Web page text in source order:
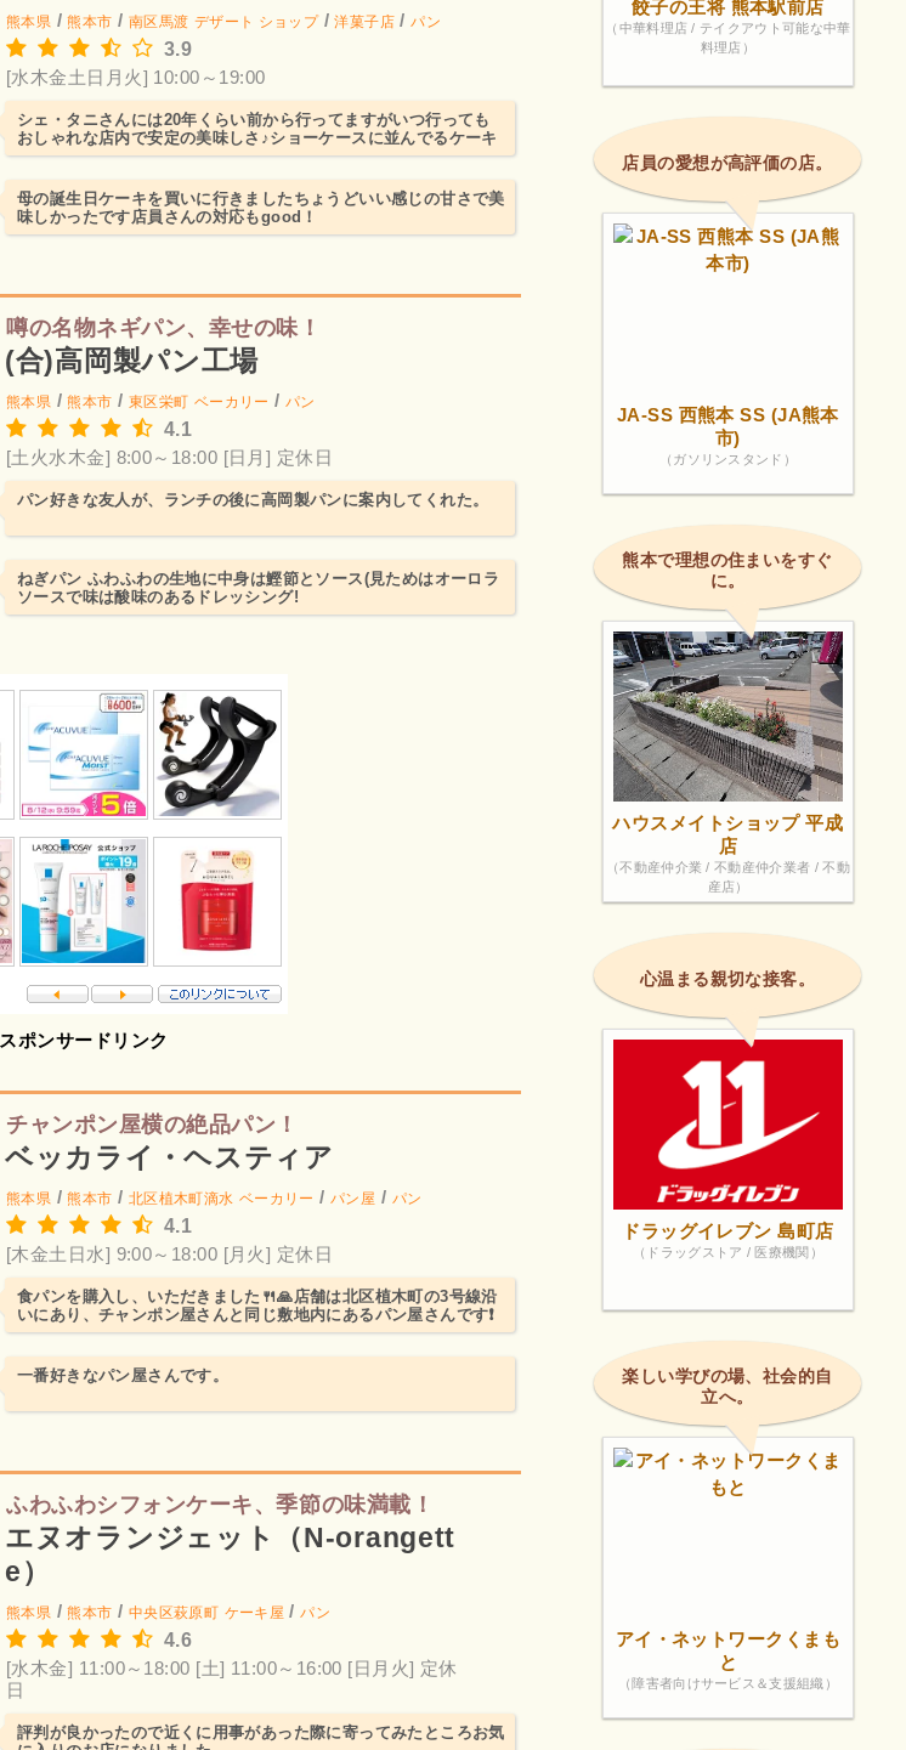
熊本県 /熊本市 / 南区馬渡 デザート ショップ/洋菓子店/パン
3.9
[水木金土日月火] 10:00～19:00
シェ・タニさんには20年くらい前から行ってますがいつ行っても
おしゃれな店内で安定の美味しさ♪ショーケースに並んでるケーキ
たちをみるとワクワク...
母の誕生日ケーキを買いに行きましたちょうどいい感じの甘さで美
味しかったです店員さんの対応もgood！
噂の名物ネギパン、幸せの味！
(合)高岡製パン工場
熊本県 /熊本市 / 東区栄町 ベーカリー / パン
4.1
[土火水木金] 8:00～18:00 [日月] 定休日
パン好きな友人が、ランチの後に高岡製パンに案内してくれた。
ねぎパン ふわふわの生地に中身は鰹節とソース(見ためはオーロラ
ソースで味は酸味のあるドレッシング!
スポンサードリンク
チャンポン屋横の絶品パン！
ベッカライ・ヘスティア
熊本県 /熊本市 / 北区植木町滴水 ベーカリー /パン屋 / パン
4.1
[木金土日水] 9:00～18:00 [月火] 定休日
食パンを購入し、いただきました🍴🙏店舗は北区植木町の3号線沿
いにあり、チャンポン屋さんと同じ敷地内にあるパン屋さんです❗
店内はさほど広くはあ...
一番好きなパン屋さんです。
ふわふわシフォンケーキ、季節の味満載！
エヌオランジェット（N-orangett
e）
熊本県 /熊本市 / 中央区萩原町 ケーキ屋 /パン
4.6
[水木金] 11:00～18:00 [土] 11:00～16:00 [日月火] 定休
日
評判が良かったので近くに用事があった際に寄ってみたところお気
餃子の王将 熊本駅前店
（中華料理店 / テイクアウト可能な中華
料理店）
店員の愛想が高評価の店。
JA-SS 西熊本 SS (JA熊本
市)
（ガソリンスタンド）
熊本で理想の住まいをすぐ
に。
ハウスメイトショップ 平成
店
（不動産仲介業 / 不動産仲介業者 / 不動
産店）
心温まる親切な接客。
ドラッグイレブン 島町店
（ドラッグストア / 医療機関）
楽しい学びの場、社会的自
立へ。
アイ・ネットワークくまも
と
（障害者向けサービス＆支援組織）